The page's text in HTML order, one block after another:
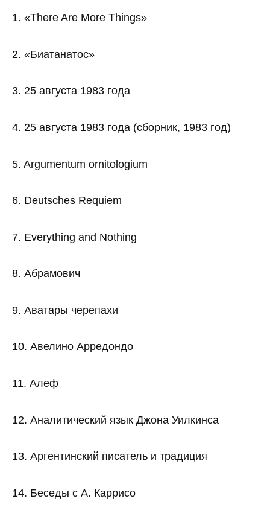
1. «There Are More Things»
2. «Биатанатос»
3. 25 августа 1983 года
4. 25 августа 1983 года (сборник, 1983 год)
5. Argumentum ornitologium
6. Deutsches Requiem
7. Everything and Nothing
8. Абрамович
9. Аватары черепахи
10. Авелино Арредондо
11. Алеф
12. Аналитический язык Джона Уилкинса
13. Аргентинский писатель и традиция
14. Беседы с А. Каррисо